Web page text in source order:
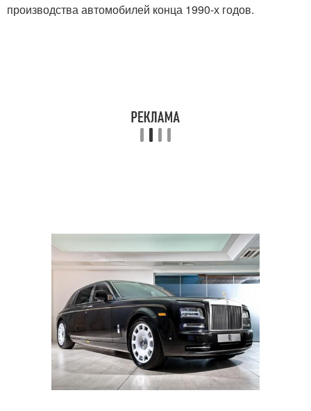
производства автомобилей конца 1990-х годов.